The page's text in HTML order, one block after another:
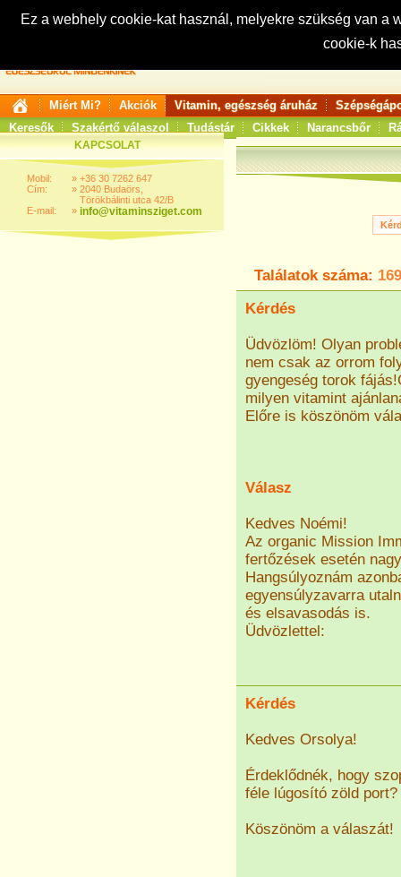
Ez a webhely cookie-kat használ, melyekre szükség van
cookie-k
Keresés:
Miért Mi? Akciók Vitamin, egészség áruház
Keresők
Szakértő válaszol Tudástár Cikkek Narancsbőr
KAPCSOLAT
Mobil:
Cím:
E-mail:
»
»
»
+36 30 7262 647
2040 Budaörs,
Törökbálinti utca 42/B
info@vitaminsziget.com
Találatok száma:
Kérdés
Üdvözlöm! Olyan
nem csak az orrom
gyengeség torok
milyen vitamint
Előre is köszönöm
Válasz
Kedves Noémi!
Az organic Mission
fertőzések esetén
Hangsúlyoznám
egyensúlyzavarra
és elsavasodás is.
Üdvözlettel:
Kérdés
Kedves Orsolya!
Érdeklődnék, hogy
féle lúgosító zöld port?
Köszönöm a válaszát!